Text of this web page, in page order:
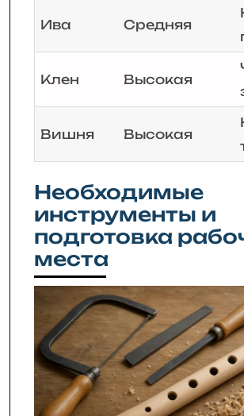
Ива Средняя
Клен Высокая
Вишня Высокая
Необходимые
инструменты и
подготовка
места